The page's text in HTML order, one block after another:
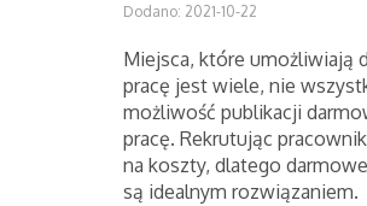
Dodano: 2021-10-22
Miejsca, które umożliwiają
pracę jest wiele, nie
możliwość publikacji
pracę. Rekrutując
na koszty, dlatego
są idealnym rozwiązaniem.